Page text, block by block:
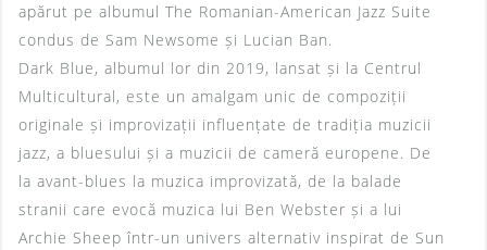
apărut pe albumul The Romanian-American Jazz Suite
condus de Sam Newsome și Lucian Ban.
Dark Blue, albumul lor din 2019, lansat și la Centrul
Multicultural, este un amalgam unic de compoziții
originale și improvizații influențate de tradiția muzicii
jazz, a bluesului și a muzicii de cameră europene. De
la avant-blues la muzica improvizată, de la balade
stranii care evocă muzica lui Ben Webster și a lui
Archie Sheep într-un univers alternativ inspirat de Sun